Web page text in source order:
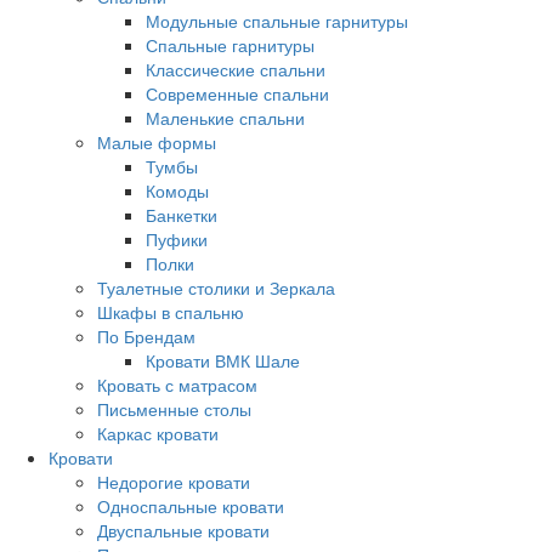
Модульные спальные гарнитуры
Спальные гарнитуры
Классические спальни
Современные спальни
Маленькие спальни
Малые формы
Тумбы
Комоды
Банкетки
Пуфики
Полки
Туалетные столики и Зеркала
Шкафы в спальню
По Брендам
Кровати ВМК Шале
Кровать с матрасом
Письменные столы
Каркас кровати
Кровати
Недорогие кровати
Односпальные кровати
Двуспальные кровати